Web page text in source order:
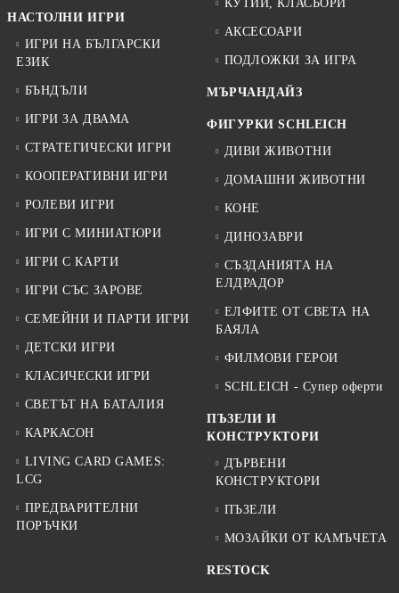
НАСТОЛНИ ИГРИ
ИГРИ НА БЪЛГАРСКИ
ЕЗИК
БЪНДЪЛИ
ИГРИ ЗА ДВАМА
СТРАТЕГИЧЕСКИ ИГРИ
КООПЕРАТИВНИ ИГРИ
РОЛЕВИ ИГРИ
ИГРИ С МИНИАТЮРИ
ИГРИ С КАРТИ
ИГРИ СЪС ЗАРОВЕ
СЕМЕЙНИ И ПАРТИ ИГРИ
ДЕТСКИ ИГРИ
КЛАСИЧЕСКИ ИГРИ
СВЕТЪТ НА БАТАЛИЯ
КАРКАСОН
LIVING CARD GAMES:
LCG
ПРЕДВАРИТЕЛНИ
ПОРЪЧКИ
КУТИИ, КЛАСЬОРИ
АКСЕСОАРИ
ПОДЛОЖКИ ЗА ИГРА
МЪРЧАНДАЙЗ
ФИГУРКИ SCHLEICH
ДИВИ ЖИВОТНИ
ДОМАШНИ ЖИВОТНИ
КОНЕ
ДИНОЗАВРИ
СЪЗДАНИЯТА НА
ЕЛДРАДОР
ЕЛФИТЕ ОТ СВЕТА НА
БАЯЛА
ФИЛМОВИ ГЕРОИ
SCHLEICH - Супер оферти
ПЪЗЕЛИ И
КОНСТРУКТОРИ
ДЪРВЕНИ
КОНСТРУКТОРИ
ПЪЗЕЛИ
МОЗАЙКИ ОТ КАМЪЧЕТА
RESTOCK